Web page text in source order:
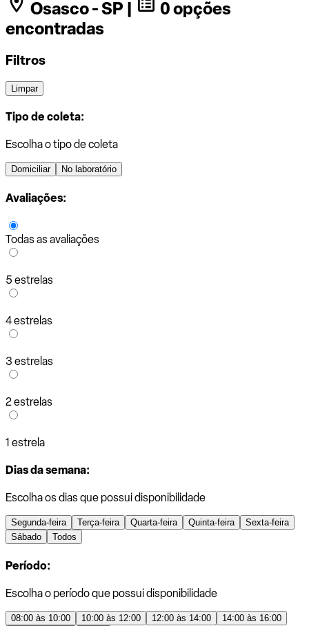
Osasco - SP |
0 opções
encontradas
Filtros
Limpar
Tipo de coleta:
Escolha o tipo de coleta
Domiciliar No laboratório
Avaliações:
Todas as avaliações
5 estrelas
4 estrelas
3 estrelas
2 estrelas
1 estrela
Dias da semana:
Escolha os dias que possui disponibilidade
Segunda-feira Terça-feira Quarta-feira Quinta-feira
Sexta-feira
Sábado
Todos
Período:
Escolha o período que possui disponibilidade
08:00 às 10:00 10:00 às 12:00 12:00 às 14:00
14:00 às 16:00